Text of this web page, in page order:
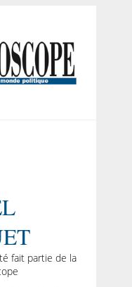
fait partie de la